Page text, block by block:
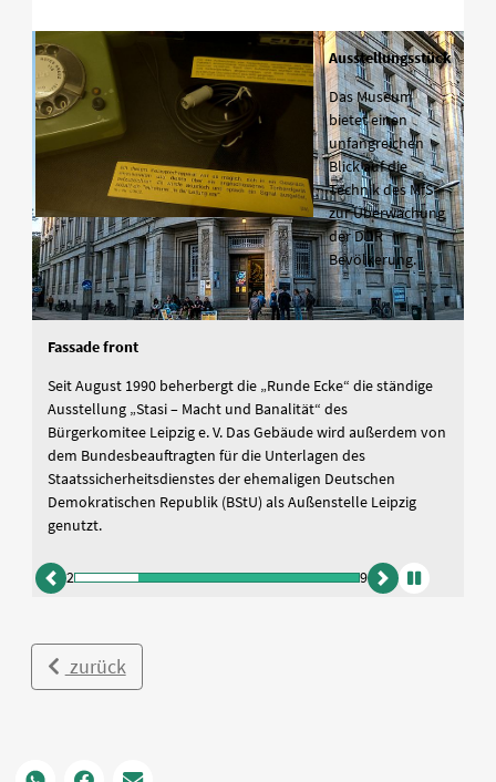
Ausstellungsstück
Das Museum bietet einen unfangreichen Blick auf die Technik
des MfS zur Überwachung der DDR Bevölkerung.
zurück
2 9 vor
zurück